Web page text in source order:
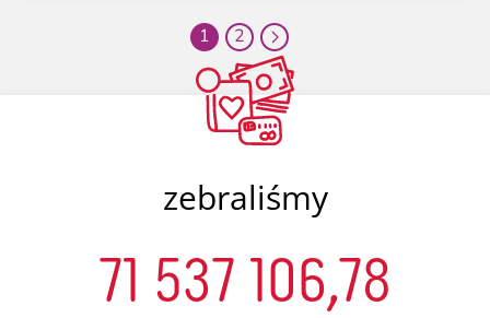
1 2
zebraliśmy
71 537 106,78